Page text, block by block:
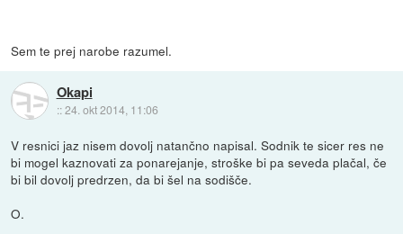
Sem te prej narobe razumel.
Okapi
::24. okt 2014, 11:06
V resnici jaz nisem dovolj natančno napisal. Sodnik te sicer res ne
bi mogel kaznovati za ponarejanje, stroške bi pa seveda plačal, če
bi bil dovolj predrzen, da bi šel na sodišče.
O.